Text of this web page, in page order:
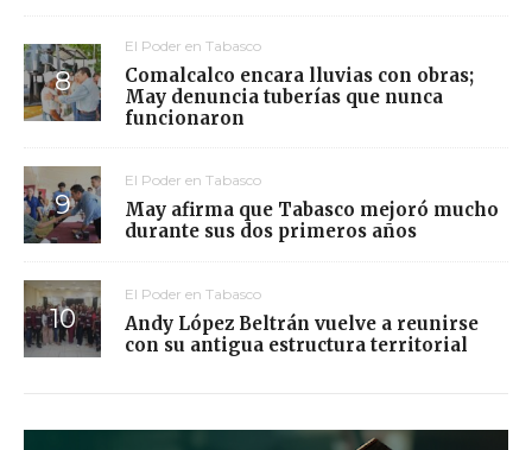
El Poder en Tabasco
Comalcalco encara lluvias con obras;
May denuncia tuberías que nunca
funcionaron
El Poder en Tabasco
May afirma que Tabasco mejoró mucho
durante sus dos primeros años
El Poder en Tabasco
Andy López Beltrán vuelve a reunirse
con su antigua estructura territorial